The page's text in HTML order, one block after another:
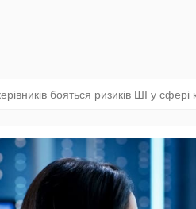
бояться ризиків ШІ у